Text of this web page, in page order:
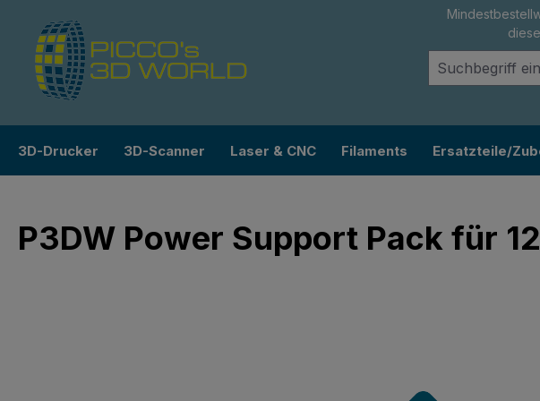
Hauptinhalt springen
Zur Suche springen
Zur Hauptnavigation springen
3D-Drucker 3D-Scanner Laser & CNC Filaments Ersatzteile/
P3DW Power Support Pack für